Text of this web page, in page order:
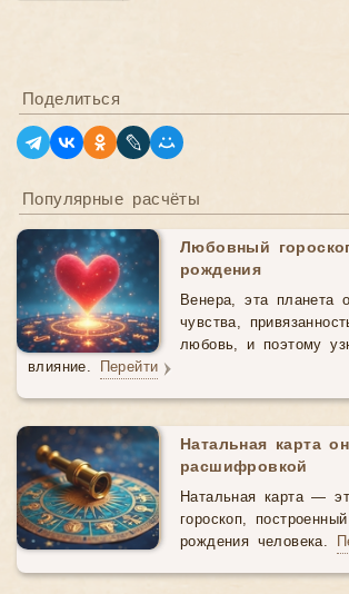
Поделиться
Популярные расчёты
Любовный
рождения
Венера, эта планета
чувства,
любовь, и поэтому
влияние. Перейти
Натальная карта
расшифровкой
Натальная карта —
гороскоп,
рождения человека.